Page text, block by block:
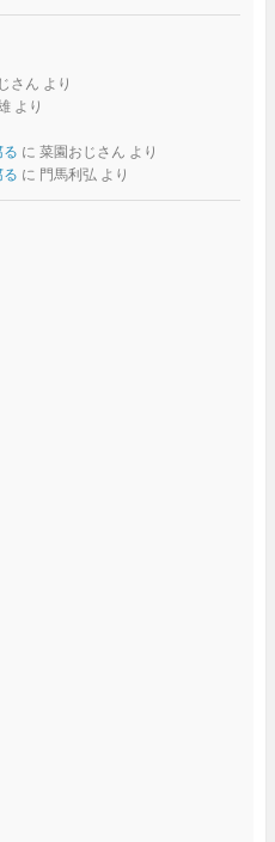
さん より
より
に 菜園おじさん より
に 門馬利弘 より